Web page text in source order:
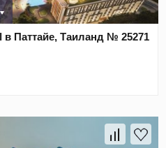
в Паттайе, Таиланд № 25271